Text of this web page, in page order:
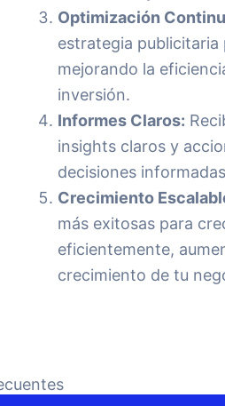
Optimización
estrategia publicitaria
mejorando la
inversión.
Informes Claros:
insights claros y
decisiones
Crecimiento
más exitosas para
eficientemente,
crecimiento de tu